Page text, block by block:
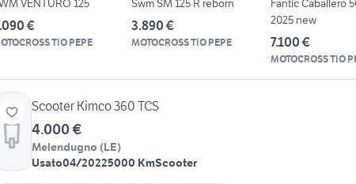
VENTURO 125
€
TIO PEPE
Swm SM 125 R reborn
3.890 €
MOTOCROSS TIO PEPE
Fantic Caballero
2025 new
7.100 €
MOTOCROSS TIO
Scooter Kimco 360 TCS
4.000 €
Melendugno (LE)
Usato04/20225000 KmScooter